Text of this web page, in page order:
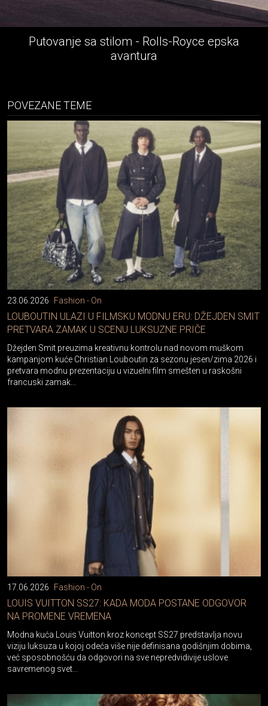
Opuštanje u hotelu Four Seasons Budapest
23.06.2026 Fashion - On
LOUBOUTIN ULAZI U FILMSKU MODNU ERU: DŽEJDEN SMIT
PRETVARA ZAMAK U SCENU LUKSUZNE PRIČE
Džejden Smit preuzima kreativnu kontrolu nad novom muškom
kampanjom kuće Christian Louboutin za sezonu jesen/zima 2026 i
pretvara modnu prezentaciju u vizuelni film smešten u raskošni
francuski zamak...
Fashion - On
LOUIS VUITTON SS27: KADA MODA POSTANE ODGOVOR
NA PROMENE VREMENA
Modna kuća Louis Vuitton kroz koncept SS27 predstavlja novu
viziju luksuza u kojoj odeća više nije definisana godišnjim dobima,
već sposobnošću da odgovori na sve nepredvidivije uslove
savremenog svet...